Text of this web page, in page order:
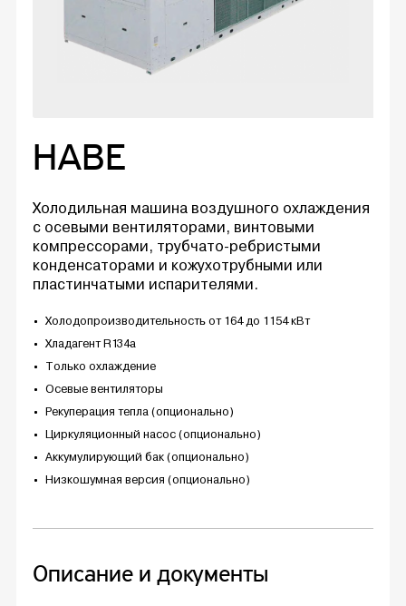
HABE
Холодильная машина воздушного охлаждения
с осевыми вентиляторами, винтовыми
компрессорами, трубчато-ребристыми
конденсаторами и кожухотрубными или
пластинчатыми испарителями.
Холодопроизводительность от 164 до 1154 кВт
Хладагент R134a
Только охлаждение
Осевые вентиляторы
Рекуперация тепла (опционально)
Циркуляционный насос (опционально)
Аккумулирующий бак (опционально)
Низкошумная версия (опционально)
Описание и документы